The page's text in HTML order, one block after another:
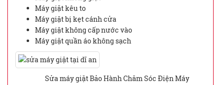
Máy giặt kêu to
Máy giặt bị kẹt cánh cửa
Máy giặt không cấp nước vào
Máy giặt quần áo không sạch
Sửa máy giặt Bảo Hành Chăm Sóc Điện Máy